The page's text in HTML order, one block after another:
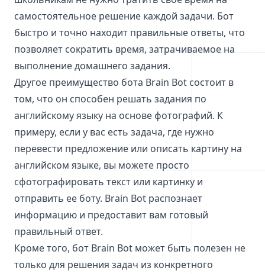
самостоятельное решение каждой задачи. Бот
быстро и точно находит правильные ответы, что
позволяет сократить время, затрачиваемое на
выполнение домашнего задания.
Другое преимущество бота Brain Bot состоит в
том, что он способен решать задания по
английскому языку на основе фотографий. К
примеру, если у вас есть задача, где нужно
перевести предложение или описать картину на
английском языке, вы можете просто
сфотографировать текст или картинку и
отправить ее боту. Brain Bot распознает
информацию и предоставит вам готовый
правильный ответ.
Кроме того, бот Brain Bot может быть полезен не
только для решения задач из конкретного